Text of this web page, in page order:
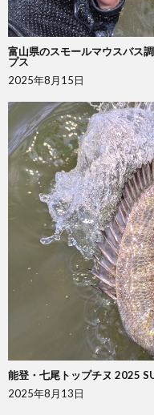
富山県のスモールマウスバス
プス
2025年8月15日
能登・七尾トップチヌ 2025
2025年8月13日